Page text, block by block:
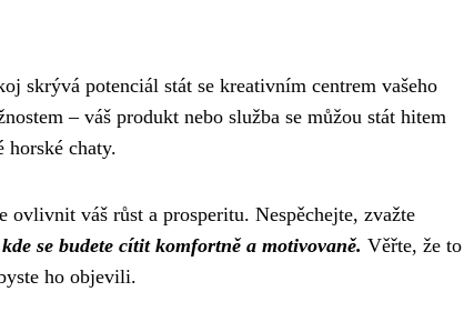
skrývá potenciál stát se kreativním centrem vašeho
– váš produkt nebo služba se můžou stát hitem
horské chaty.
ovlivnit váš růst a prosperitu. Nespěchejte, zvažte
se budete cítit komfortně a motivovaně. Věřte, že to
ho objevili.